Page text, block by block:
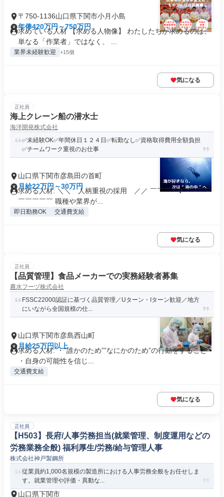
〒750-1136山口県下関市小月小島
年俸420万円～750万円
求めている人材 【求める人物像】 わたしたちが求めるのは、
単なる「作業者」ではなく、 ...
業界未経験歓迎 +15個
気になる
正社員
海上クレーン船の潜水士
海洋開発株式会社
✅未経験OK✅年間休日１２４日✅転勤なし✅資格取得費用全額負担
✅チームワーク重視のお仕事
山口県下関市彦島田の首町
月給22万円～30万円
求める人材: ＼＼ 人柄重視の採用 ／／ ￣￣￣￣V￣￣￣￣
￣￣￣￣￣ 職種や業界が...
即日勤務OK 交通費支給
気になる
正社員
【品質管理】食品メーカーでの実務経験者募集
農水フーヅ株式会社
FSSC22000認証に基づく品質管理／Uターン・Iターン歓迎／地方
にいながら全国規模の仕...
山口県下関市彦島西山町
月給25万円以上
求める人材: ・”誰かのため””なにかのため”の行動をすること
・自身の可能性を信じ...
交通費支給
気になる
正社員
【H503】長府/人事労務担当(就業管理、制度運用などの
労務業務全般) 福利厚生/労務/給与管理人事
株式会社神戸製鋼所
従業員約1,000名規模の製造所における人事労務全般をお任せしま
す。就業管理や評価・異動な...
山口県下関市